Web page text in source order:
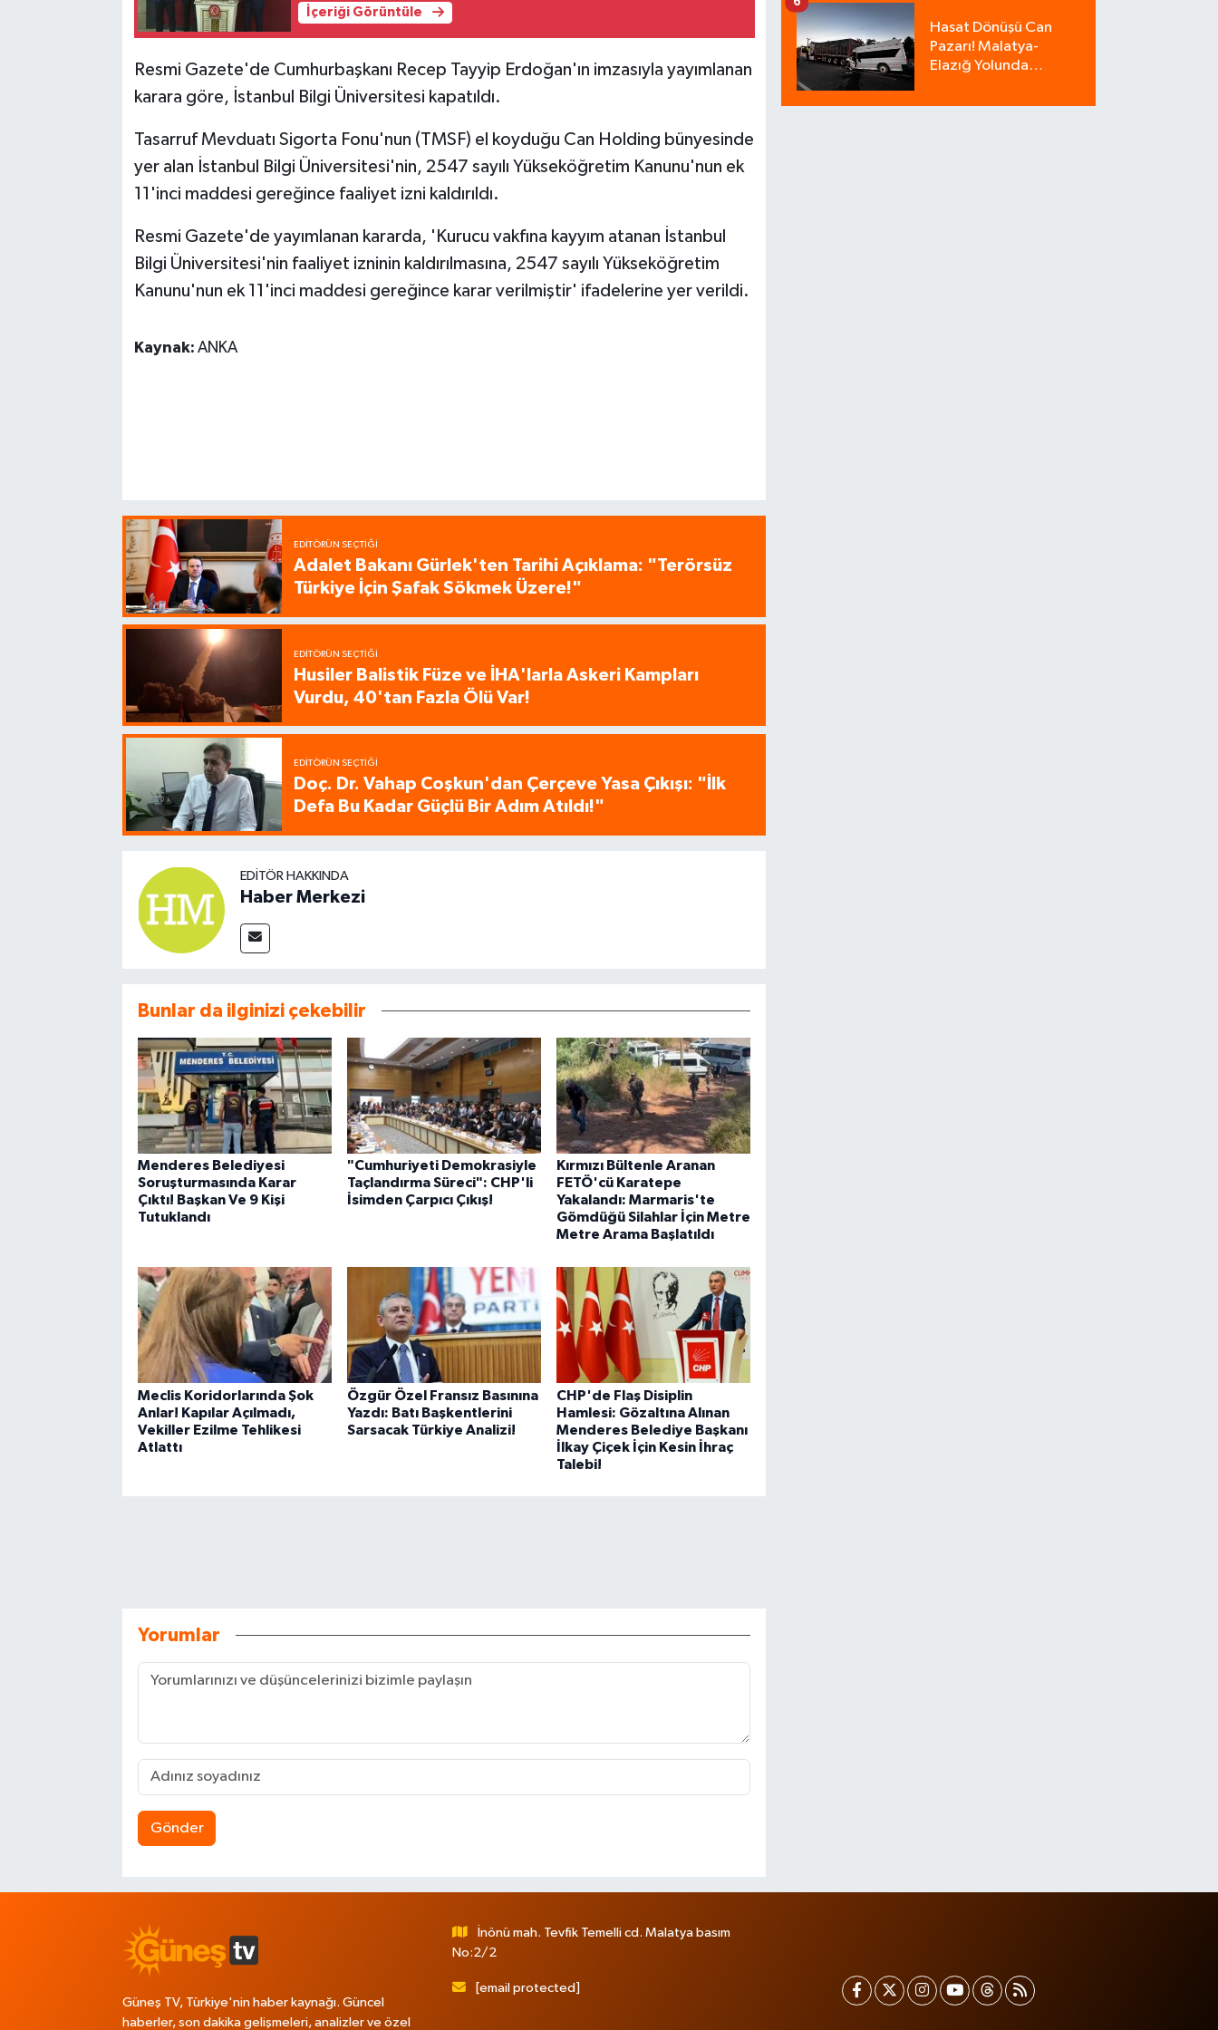
İçeriği Görüntüle
Resmi Gazete'de Cumhurbaşkanı Recep Tayyip Erdoğan'ın imzasıyla yayımlanan
karara göre, İstanbul Bilgi Üniversitesi kapatıldı.
Tasarruf Mevduatı Sigorta Fonu'nun (TMSF) el koyduğu Can Holding bünyesinde
yer alan İstanbul Bilgi Üniversitesi'nin, 2547 sayılı Yükseköğretim Kanunu'nun ek
11'inci maddesi gereğince faaliyet izni kaldırıldı.
Resmi Gazete'de yayımlanan kararda, 'Kurucu vakfına kayyım atanan İstanbul
Bilgi Üniversitesi'nin faaliyet izninin kaldırılmasına, 2547 sayılı Yükseköğretim
Kanunu'nun ek 11'inci maddesi gereğince karar verilmiştir' ifadelerine yer verildi.
Kaynak: ANKA
EDITÖRÜN SEÇTIĞI
Adalet Bakanı Gürlek'ten Tarihi Açıklama: "Terörsüz
Türkiye İçin Şafak Sökmek Üzere!"
EDITÖRÜN SEÇTIĞI
Husiler Balistik Füze ve İHA'larla Askeri Kampları
Vurdu, 40'tan Fazla Ölü Var!
EDITÖRÜN SEÇTIĞI
Doç. Dr. Vahap Coşkun'dan Çerçeve Yasa Çıkışı: "İlk
Defa Bu Kadar Güçlü Bir Adım Atıldı!"
EDITÖR HAKKINDA
Haber Merkezi
Bunlar da ilginizi çekebilir
Menderes Belediyesi
Soruşturmasında Karar
Çıktı! Başkan Ve 9 Kişi
Tutuklandı
"Cumhuriyeti Demokrasiyle
Taçlandırma Süreci": CHP'li
İsimden Çarpıcı Çıkış!
Kırmızı Bültenle Aranan
FETÖ'cü Karatepe
Yakalandı: Marmaris'te
Gömdüğü Silahlar İçin Metre
Metre Arama Başlatıldı
Meclis Koridorlarında Şok
Anlar! Kapılar Açılmadı,
Vekiller Ezilme Tehlikesi
Atlattı
Özgür Özel Fransız Basınına
Yazdı: Batı Başkentlerini
Sarsacak Türkiye Analizi!
CHP'de Flaş Disiplin
Hamlesi: Gözaltına Alınan
Menderes Belediye Başkanı
İlkay Çiçek İçin Kesin İhraç
Talebi!
Yorumlar
Gönder
Bozdu!
Hasat Dönüşü Can
Pazarı! Malatya-
Elazığ Yolunda
Yaralı
Güneş TV, Türkiye'nin haber kaynağı. Güncel
haberler, son dakika gelişmeleri, analizler ve özel
İnönü mah. Tevfik Temelli cd. Malatya basım
No:2/2
[email protected]